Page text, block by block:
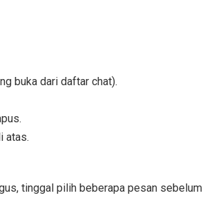
buka dari daftar chat).
atas.
tinggal pilih beberapa pesan sebelum